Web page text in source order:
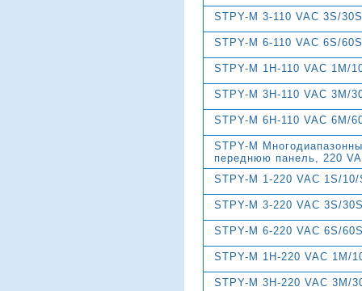
STPY-M 3-110 VAC 3S/
STPY-M 6-110 VAC 6S/
STPY-M 1H-110 VAC 1M/
STPY-M 3H-110 VAC 3M/
STPY-M 6H-110 VAC 6M/
STPY-M
переднюю панель, 220
STPY-M 1-220 VAC 1S/
STPY-M 3-220 VAC 3S/
STPY-M 6-220 VAC 6S/
STPY-M 1H-220 VAC 1M/
STPY-M 3H-220 VAC 3M/